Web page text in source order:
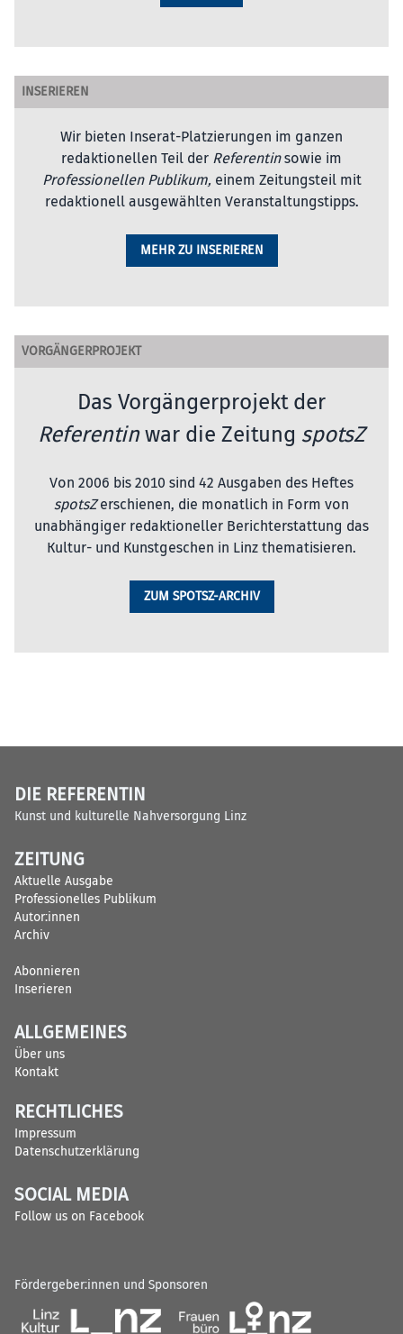
INSERIEREN
Wir bieten Inserat-Platzierungen im ganzen
redaktionellen Teil der Referentinsowie im
Professionellen Publikum, einem Zeitungsteil mit
redaktionell ausgewählten Veranstaltungstipps.
MEHR ZU INSERIEREN
VORGÄNGERPROJEKT
Das Vorgängerprojekt der
Referentinwar die Zeitung spotsZ
Von 2006 bis 2010 sind 42 Ausgaben des Heftes
spotsZerschienen, die monatlich in Form von
unabhängiger redaktioneller Berichterstattung das
Kultur- und Kunstgeschen in Linz thematisieren.
ZUM SPOTSZ-ARCHIV
DIE REFERENTIN
Kunst und kulturelle Nahversorgung Linz
ZEITUNG
Aktuelle Ausgabe
Professionelles Publikum
Autor:innen
Archiv
Abonnieren
Inserieren
ALLGEMEINES
Über uns
Kontakt
RECHTLICHES
Impressum
Datenschutzerklärung
SOCIAL MEDIA
Follow us on Facebook
Fördergeber:innen und Sponsoren